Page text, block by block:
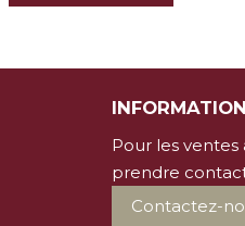
Pour les
prendre
Contactez-